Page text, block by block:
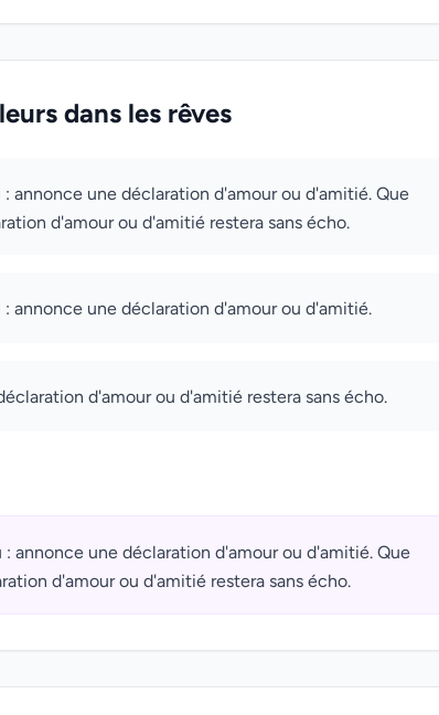
dans les rêves
une déclaration d'amour ou d'amitié. Que
d'amour ou d'amitié restera sans écho.
annonce une déclaration d'amour ou d'amitié.
d'amour ou d'amitié restera sans écho.
annonce une déclaration d'amour ou d'amitié. Que
d'amour ou d'amitié restera sans écho.